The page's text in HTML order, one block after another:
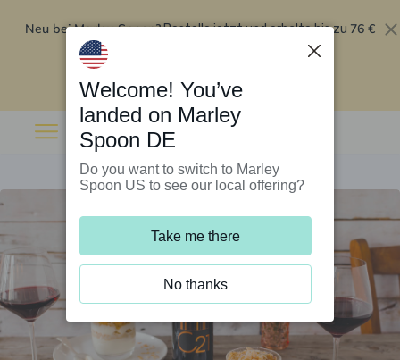
Neu bei Marley Spoon?Bestelle jetzt und erhalte bis zu 76 €
Rabatt auf deine ersten fünf Boxen
Welcome! You’ve
landed on Marley
Spoon DE
Do you want to switch to Marley
Spoon US to see our local offering?
Take me there
No thanks